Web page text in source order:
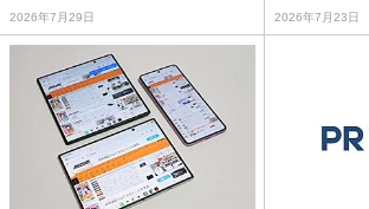
2026年7月29日 2026年7月23日